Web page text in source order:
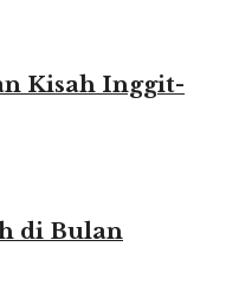
Kisah Inggit-
di Bulan